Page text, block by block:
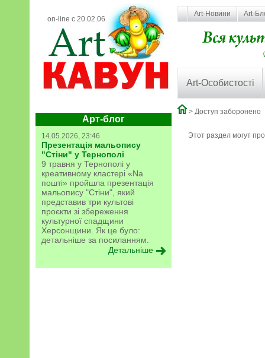
on-line с 20.02.06
Art-Новини Art-
Art-Особистості
Арт-блог
14.05.2026, 23:46
Презентація мальопису
"Стіни" у Тернополі
9 травня у Тернополі у
креативному кластері «Na
пошті» пройшла презентація
мальопису "Стіни", який
представив три культові
проєкти зі збереження
культурної спадщини
Херсонщини. Як це було:
детальніше за посиланням.
Детальніше
> Доступ заборонено
Этот раздел могут